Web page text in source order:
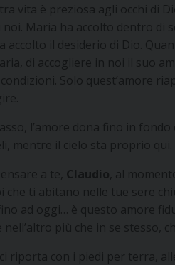
vita è preziosa agli occhi di
Maria ha accolto dentro di
accolto il desiderio di Dio.
di accogliere in noi il suo
Solo quest’amore
l’amore dona fino in fondo
mentre il cielo sta proprio qui.
a te,
che ti abitano nelle tue sere
ad oggi… è questo amore
nell’altro più che in se stesso,
riporta con i piedi per terra,